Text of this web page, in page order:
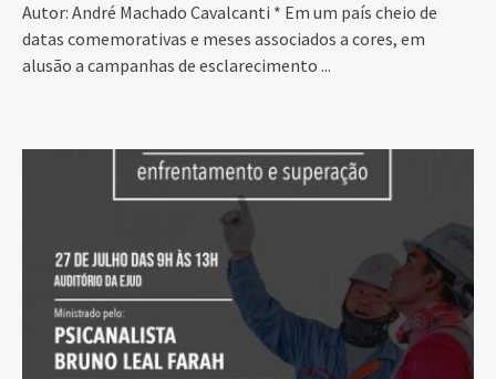
Autor: André Machado Cavalcanti * Em um país cheio de
datas comemorativas e meses associados a cores, em
alusão a campanhas de esclarecimento ...